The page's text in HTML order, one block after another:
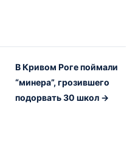
В Кривом Роге поймали
“минера”, грозившего
подорвать 30 школ →